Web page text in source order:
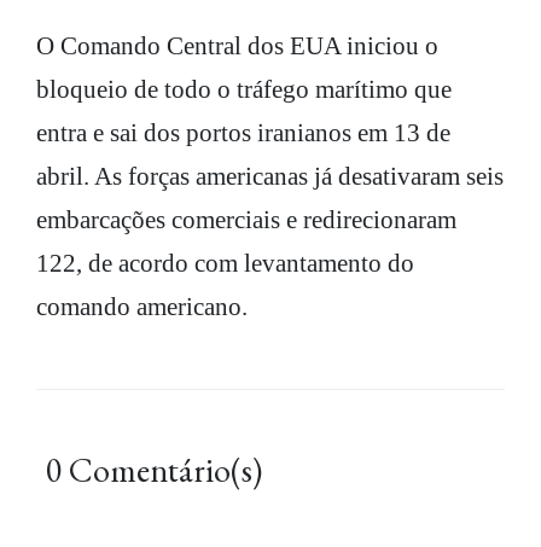
O Comando Central dos EUA iniciou o
bloqueio de todo o tráfego marítimo que
entra e sai dos portos iranianos em 13 de
abril. As forças americanas já desativaram seis
embarcações comerciais e redirecionaram
122, de acordo com levantamento do
comando americano.
0 Comentário(s)